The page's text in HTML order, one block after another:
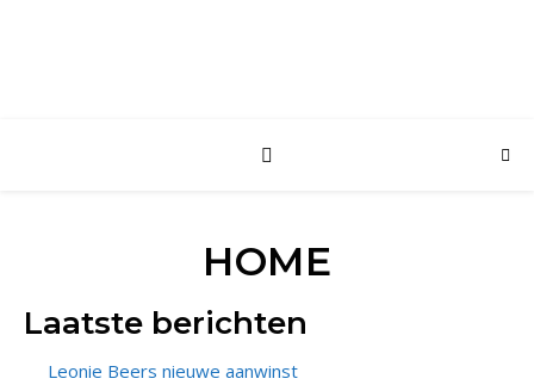
HOME
Laatste berichten
Leonie Beers nieuwe aanwinst